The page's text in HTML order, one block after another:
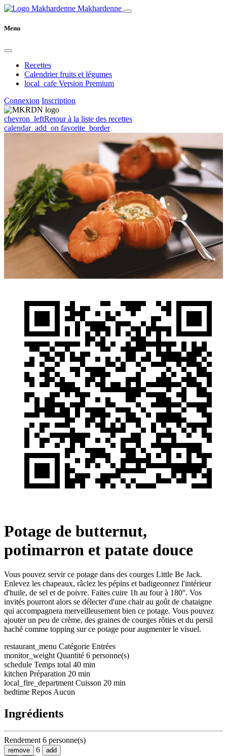
Makhardenne
Menu
Recettes
Calendrier fruits et légumes
local_cafe Version Premium
Connexion Inscription
chevron_leftRetour à la liste des recettes
calendar_add_on favorite_border
Potage de butternut,
potimarron et patate douce
Vous pouvez servir ce potage dans des courges Little Be Jack.
Enlevez les chapeaux, râclez les pépins et badigeonnez l'intérieur
d'huile, de sel et de poivre. Faites cuire 1h au four à 180°. Vos
invités pourront alors se délecter d'une chair au goût de chataigne
qui accompagnera merveilleusement bien ce potage. Vous pouvez
ajouter un peu de crème, des graines de courges rôties et du persil
haché comme topping sur ce potage pour augmenter le visuel.
restaurant_menu Catégorie Entrées
monitor_weight Quantité 6 personne(s)
schedule Temps total 40 min
kitchen Préparation 20 min
local_fire_department Cuisson 20 min
bedtime Repos Aucun
Ingrédients
Rendement 6 personne(s)
remove 6
add